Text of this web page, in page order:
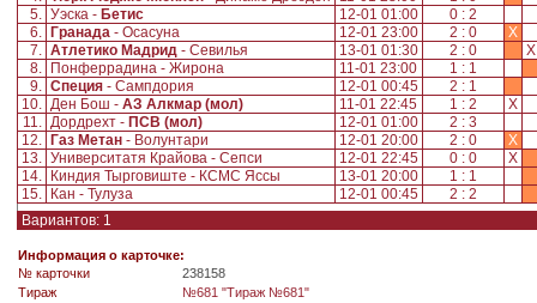
5. Уэска - Бетис 12-01 01:00
0 : 2
6.
Гранада - Осасуна 12-01 23:00 2 : 0
X
7. Атлетико Мадрид - Севилья 13-01 01:30 2 : 0
8.
Понферрадина - Жирона 11-01 23:00
1 : 1
9. Специя - Сампдория 12-01 00:45
2 : 1
10. Ден Бош - АЗ Алкмар (мол) 11-01 22:45 1 : 2
X
11. Дордрехт - ПСВ (мол) 12-01 01:00
2 : 3
12.
Газ Метан - Волунтари 12-01 20:00 2 : 0
X
13. Университатя Крайова - Сепси 12-01 22:45 0 : 0
X
14.
Киндия Тырговиште - КСМС Яссы 13-01 20:00
1 : 1
15.
Кан - Тулуза 12-01 00:45
2 : 2
Вариантов: 1
Информация о карточке:
№ карточки
238158
Tираж
№681 "Тираж №681"